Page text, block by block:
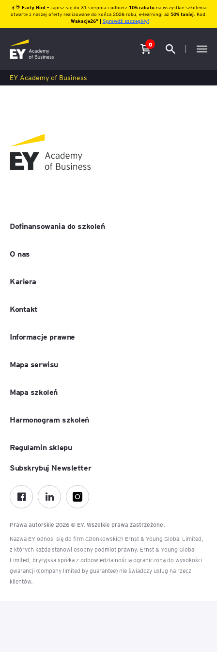
☀️🌴 Early Bird – zapisz się do 31 sierpnia i odbierz10% rabatu na wszystkie szkolenia
otwarte z naszej oferty realizowane do końca 2026 roku, e-learningi aż 50% taniej. Kod:
Wakacje26″ | Sprawdź szczegóły!
0
EY Academy of Business
Dofinansowania do szkoleń
O nas
Kariera
Kontakt
Informacje prawne
Mapa serwisu
Mapa szkoleń
Harmonogram szkoleń
Regulamin sklepu
Prawa autorskie 2026 © EY. Wszelkie prawa zastrzeżone.
Nazwa EY odnosi się do firm członkowskich Ernst & Young Global Limited,
z których każda stanowi osobny podmiot prawny. Ernst & Young Global
Limited, brytyjska spółka z odpowiedzialnością ograniczoną do wysokości
gwarancji (company limited by guarantee) nie świadczy usług na rzecz
klientów.
Subskrybuj Newsletter